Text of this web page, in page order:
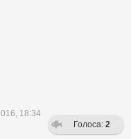
Голоса: 2
18:34